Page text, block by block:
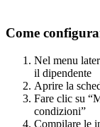
Come
Nel menu
il dipendente
Aprire la
Fare clic su “
condizioni”
Compilare le